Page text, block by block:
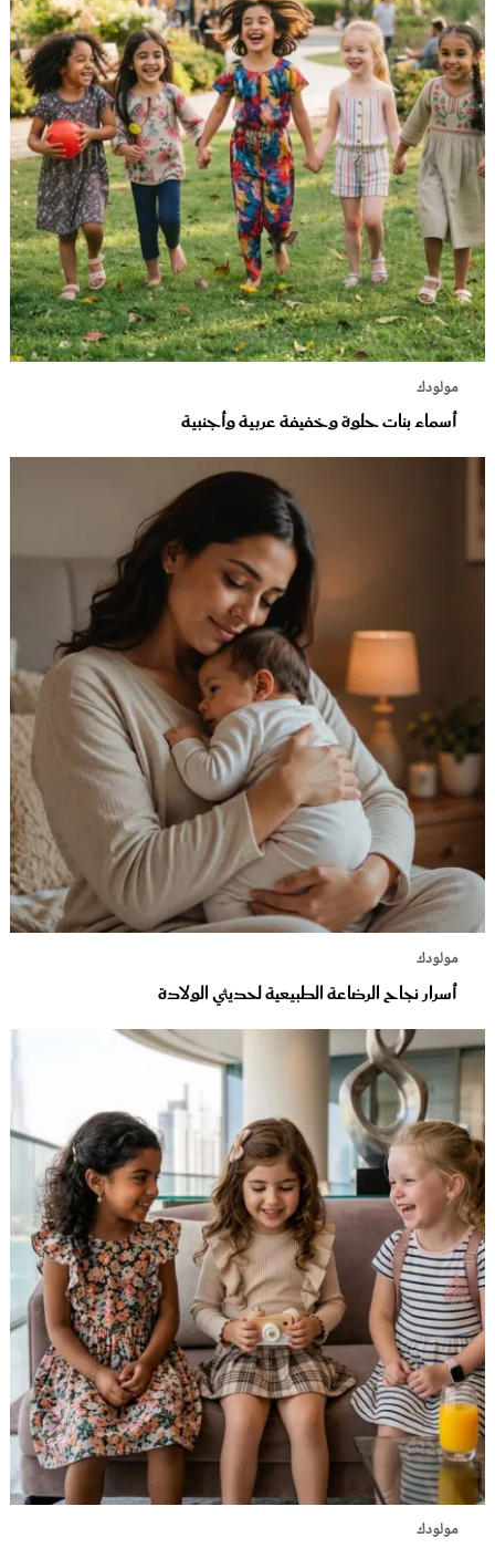
مولودك
أسماء بنات حلوة وخفيفة عربية وأجنبية
مولودك
أسرار نجاح الرضاعة الطبيعية لحديثي الولادة
مولودك